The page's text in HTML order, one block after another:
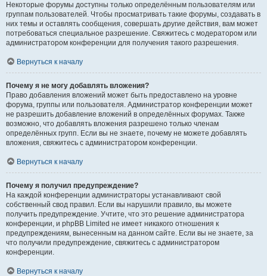
Некоторые форумы доступны только определённым пользователям или
группам пользователей. Чтобы просматривать такие форумы, создавать в
них темы и оставлять сообщения, совершать другие действия, вам может
потребоваться специальное разрешение. Свяжитесь с модератором или
администратором конференции для получения такого разрешения.
Вернуться к началу
Почему я не могу добавлять вложения?
Право добавления вложений может быть предоставлено на уровне
форума, группы или пользователя. Администратор конференции может
не разрешить добавление вложений в определённых форумах. Также
возможно, что добавлять вложения разрешено только членам
определённых групп. Если вы не знаете, почему не можете добавлять
вложения, свяжитесь с администратором конференции.
Вернуться к началу
Почему я получил предупреждение?
На каждой конференции администраторы устанавливают свой
собственный свод правил. Если вы нарушили правило, вы можете
получить предупреждение. Учтите, что это решение администратора
конференции, и phpBB Limited не имеет никакого отношения к
предупреждениям, вынесенным на данном сайте. Если вы не знаете, за
что получили предупреждение, свяжитесь с администратором
конференции.
Вернуться к началу